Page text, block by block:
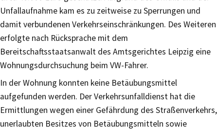
Unfallaufnahme kam es zu zeitweise zu Sperrungen und
damit verbundenen Verkehrseinschränkungen. Des Weiteren
erfolgte nach Rücksprache mit dem
Bereitschaftsstaatsanwalt des Amtsgerichtes Leipzig eine
Wohnungsdurchsuchung beim VW-Fahrer.
In der Wohnung konnten keine Betäubungsmittel
aufgefunden werden. Der Verkehrsunfalldienst hat die
Ermittlungen wegen einer Gefährdung des Straßenverkehrs,
unerlaubten Besitzes von Betäubungsmitteln sowie